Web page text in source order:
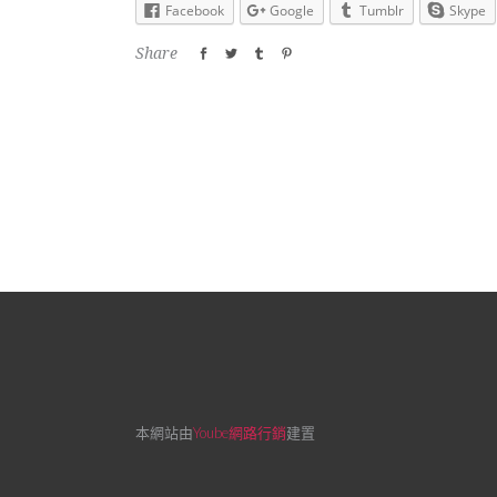
Facebook Google Tumblr Skype
Share
本網站由Yoube網路行銷建置